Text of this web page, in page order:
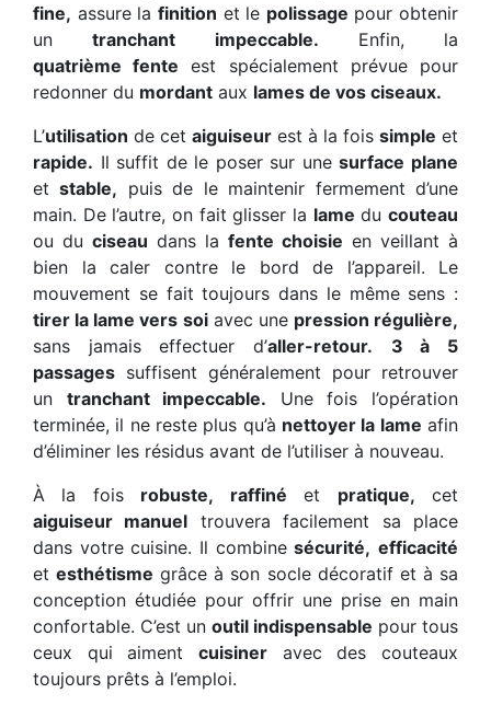
fine, assure la finition et le polissage pour obtenir
untranchant impeccable. Enfin, la
quatrième fente est spécialement prévue pour
redonner du mordant aux lames de vos ciseaux.
L’utilisation de cet aiguiseur est à la fois simple et
rapide. Il suffit de le poser sur unesurface plane
etstable, puis de le maintenir fermement d’une
main. De l’autre, on fait glisser la lame ducouteau
ou du ciseau dans la fente choisie en veillant à
bien la caler contre le bord de l’appareil. Le
mouvement se fait toujours dans le même sens :
tirer la lame vers soiavec une pression régulière,
sans jamais effectuer d’aller-retour.
3 à 5
passages suffisent généralement pour retrouver
un tranchant impeccable. Une fois l’opération
terminée, il ne reste plus qu’à nettoyer la lame afin
d’éliminer les résidus avant de l’utiliser à nouveau.
À la fois robuste, raffiné et pratique, cet
aiguiseur manuel trouvera facilement sa place
dans votre cuisine. Il combinesécurité, efficacité
etesthétisme grâce à son socle décoratif et à sa
conception étudiée pour offrir une prise en main
confortable. C’est un outil indispensable pour tous
ceux qui aiment cuisiner avec des couteaux
toujours prêts à l’emploi.